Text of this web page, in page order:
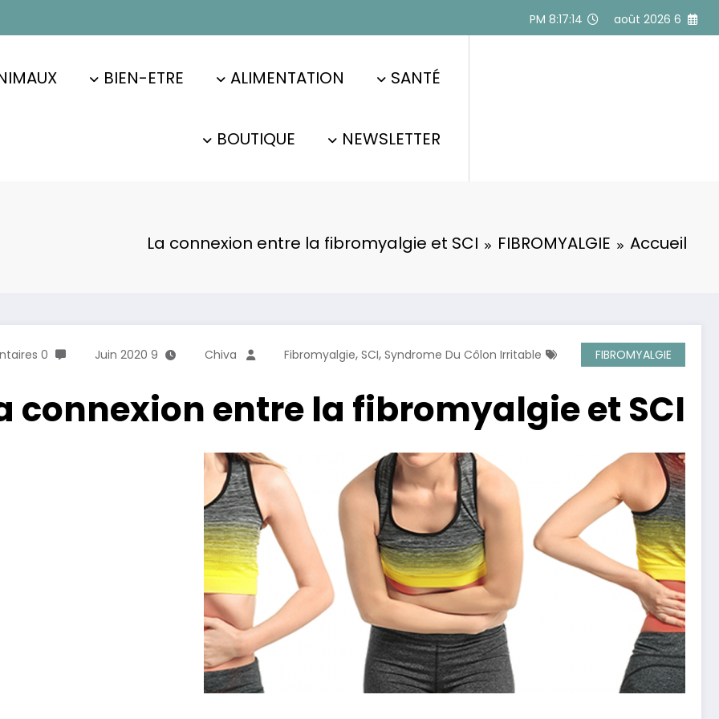
Aller
6 août 2026
8:17:15 PM
SANTÉ
ALIMENTATION
BIEN-ETRE
NEWSLETTER
BOUTIQUE
Accueil
FIBROMYALGIE
La connexion entre la fibromyalgie et SCI
FIBROMYALGIE
Fibromyalgie, SCI, Syndrome Du Côlon Irritable
Chiva
9 Juin 2020
0 Commentaires
connexion entre la fibromyalgie et SCI